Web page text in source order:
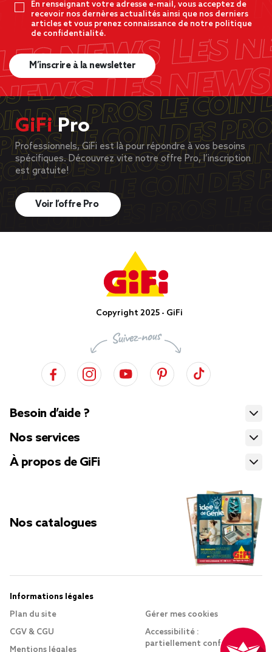
En renseignant votre adresse e-mail, vous acceptez de
recevoir nos dernères actualités ainsi que nos derniers
articles et vous prenez connaissance de notre politique
de confidentialité.
M’inscrire à la newsletter
GiFiPro
Professionnels, GiFi est là pour répondre à vos besoins
spécifiques. Découvrez vite notre offre Pro, l’inscription
est gratuite!
Voir l’offre Pro
Copyright 2025 - GiFi
Besoin d’aide ?
Nos services
À propos de GiFi
Nos catalogues
Informations légales
Plan du site
CGV & CGU
Mentions légales
Gérer mes cookies
Accessibilité :
partiellement conforme